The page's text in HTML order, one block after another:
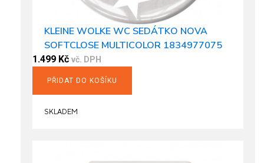
KLEINE WOLKE WC SEDÁTKO NOVA
SOFTCLOSE MULTICOLOR 1834977075
1.499 Kč vč. DPH
PŘIDAT DO KOŠÍKU
SKLADEM